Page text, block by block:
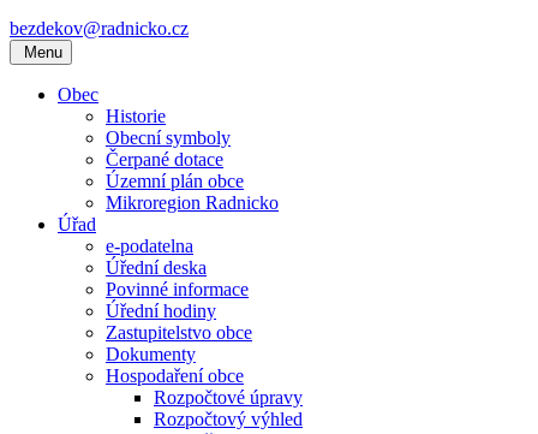
bezdekov@radnicko.cz
Menu
Obec
Historie
Obecní symboly
Čerpané dotace
Územní plán obce
Mikroregion Radnicko
Úřad
e-podatelna
Úřední deska
Povinné informace
Úřední hodiny
Zastupitelstvo obce
Dokumenty
Hospodaření obce
Rozpočtové úpravy
Rozpočtový výhled